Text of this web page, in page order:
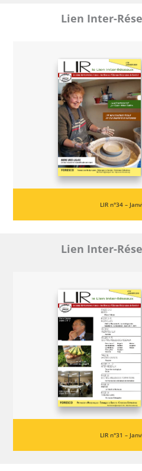
Lien Inter-
LIR n°34 –
Lien Inter-
LIR n°31 –